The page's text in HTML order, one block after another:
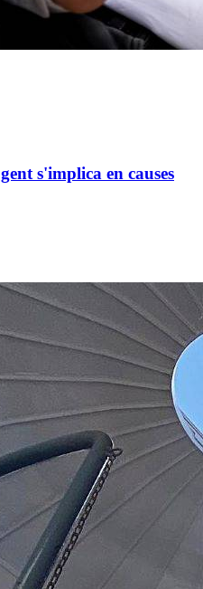
s'implica en causes